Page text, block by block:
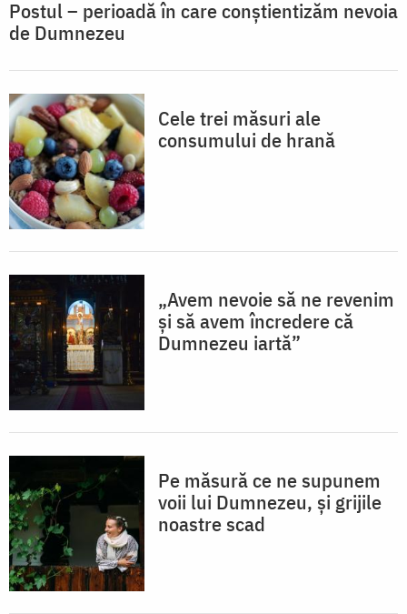
Postul – perioadă în care conștientizăm nevoia
de Dumnezeu
Cele trei măsuri ale
consumului de hrană
„Avem nevoie să ne revenim
și să avem încredere că
Dumnezeu iartă”
Pe măsură ce ne supunem
voii lui Dumnezeu, și grijile
noastre scad